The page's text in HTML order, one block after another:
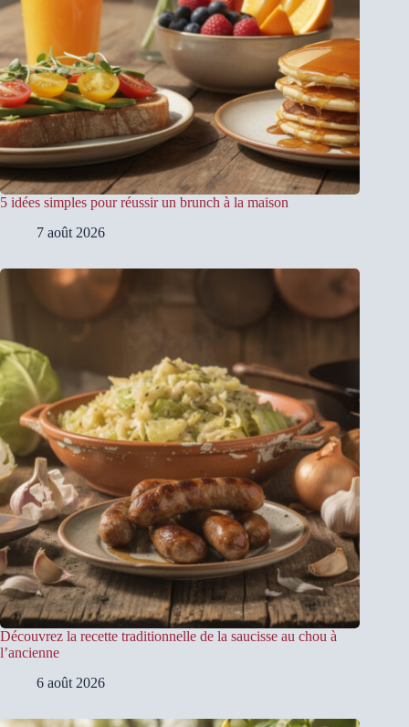
5 idées simples pour réussir un brunch à la maison
7 août 2026
Découvrez la recette traditionnelle de la saucisse au chou à
l’ancienne
6 août 2026